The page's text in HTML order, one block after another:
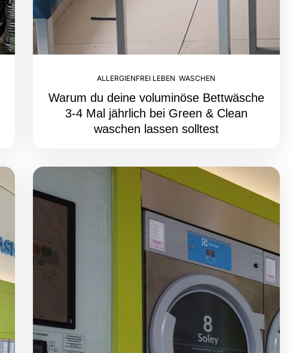
ALLERGIENFREI LEBEN ,WASCHEN
Warum du deine voluminöse Bettwäsche
3-4 Mal jährlich bei Green & Clean
waschen lassen solltest